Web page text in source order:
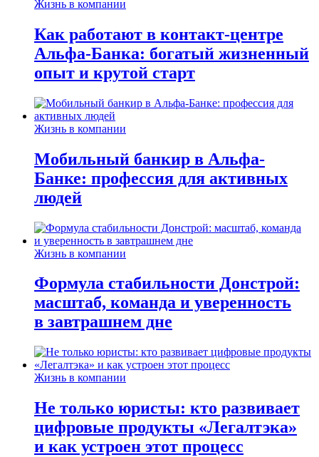
Жизнь в компании
Как работают в контакт-центре
Альфа-Банка: богатый жизненный
опыт и крутой старт
Жизнь в компании
Мобильный банкир в Альфа-
Банке: профессия для активных
людей
Жизнь в компании
Формула стабильности Донстрой:
масштаб, команда и уверенность
в завтрашнем дне
Жизнь в компании
Не только юристы: кто развивает
цифровые продукты «Легалтэка»
и как устроен этот процесс